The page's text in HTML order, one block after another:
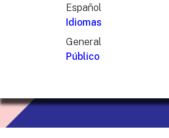
Español
Idiomas
General
Público